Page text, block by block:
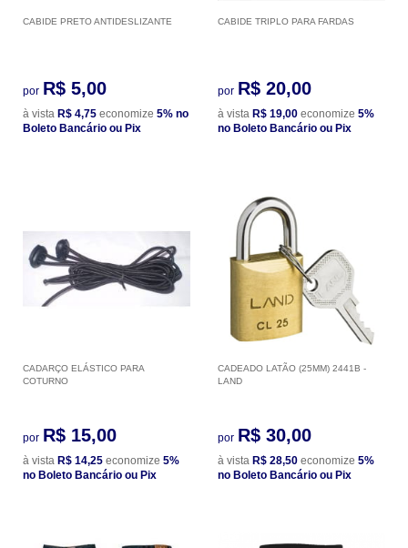
CABIDE PRETO ANTIDESLIZANTE
por R$ 5,00
à vista R$ 4,75 economize 5% no
Boleto Bancário ou Pix
CABIDE TRIPLO PARA FARDAS
por R$ 20,00
à vista R$ 19,00 economize 5%
no Boleto Bancário ou Pix
CADARÇO ELÁSTICO PARA
COTURNO
por R$ 15,00
à vista R$ 14,25 economize 5%
no Boleto Bancário ou Pix
CADEADO LATÃO (25MM) 2441B -
LAND
por R$ 30,00
à vista R$ 28,50 economize 5%
no Boleto Bancário ou Pix